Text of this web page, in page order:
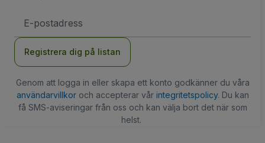
postadress
Registrera dig på listan
Genom att logga in eller skapa ett konto godkänner du våra
användarvillkoroch accepterar vår integritetspolicy. Du kan
få SMS-aviseringar från oss och kan välja bort det när som
helst.